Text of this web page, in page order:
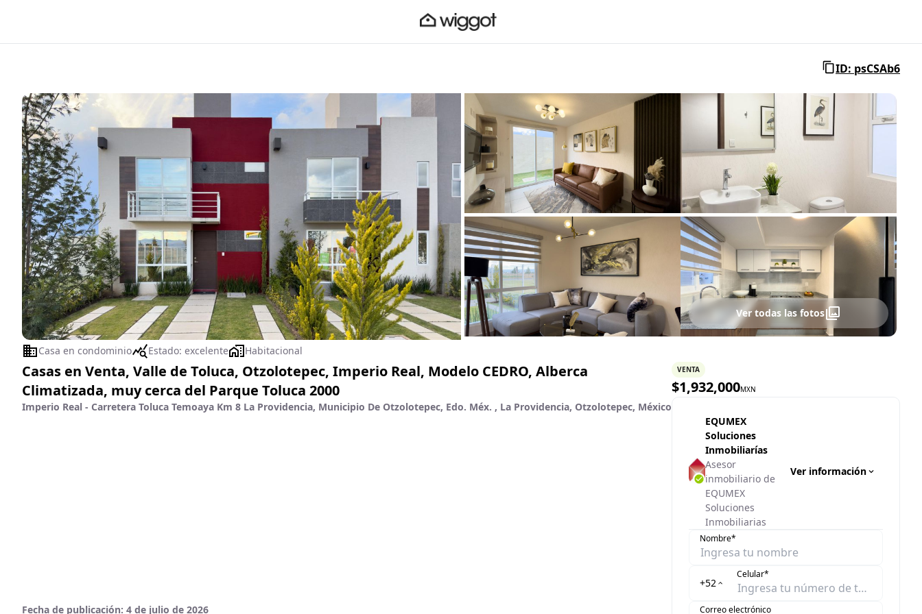
ID: psCSAb6
Ver todas las fotos
Casa en condominio Estado: excelente Habitacional
Casas en Venta, Valle de Toluca, Otzolotepec, Imperio Real, Modelo CEDRO, Alberca
Climatizada, muy cerca del Parque Toluca 2000
Imperio Real - Carretera Toluca Temoaya Km 8 La Providencia, Municipio De Otzolotepec, Edo. Méx. , La Providencia, Otzolotepec, México
Fecha de publicación: 4 de julio de 2026
VENTA
$1,932,000MXN
EQUMEX
Soluciones
Inmobiliarías
Asesor
inmobiliario de
EQUMEX
Soluciones
Inmobiliarias
Ver información
Nombre*
+52
Celular*
Correo electrónico